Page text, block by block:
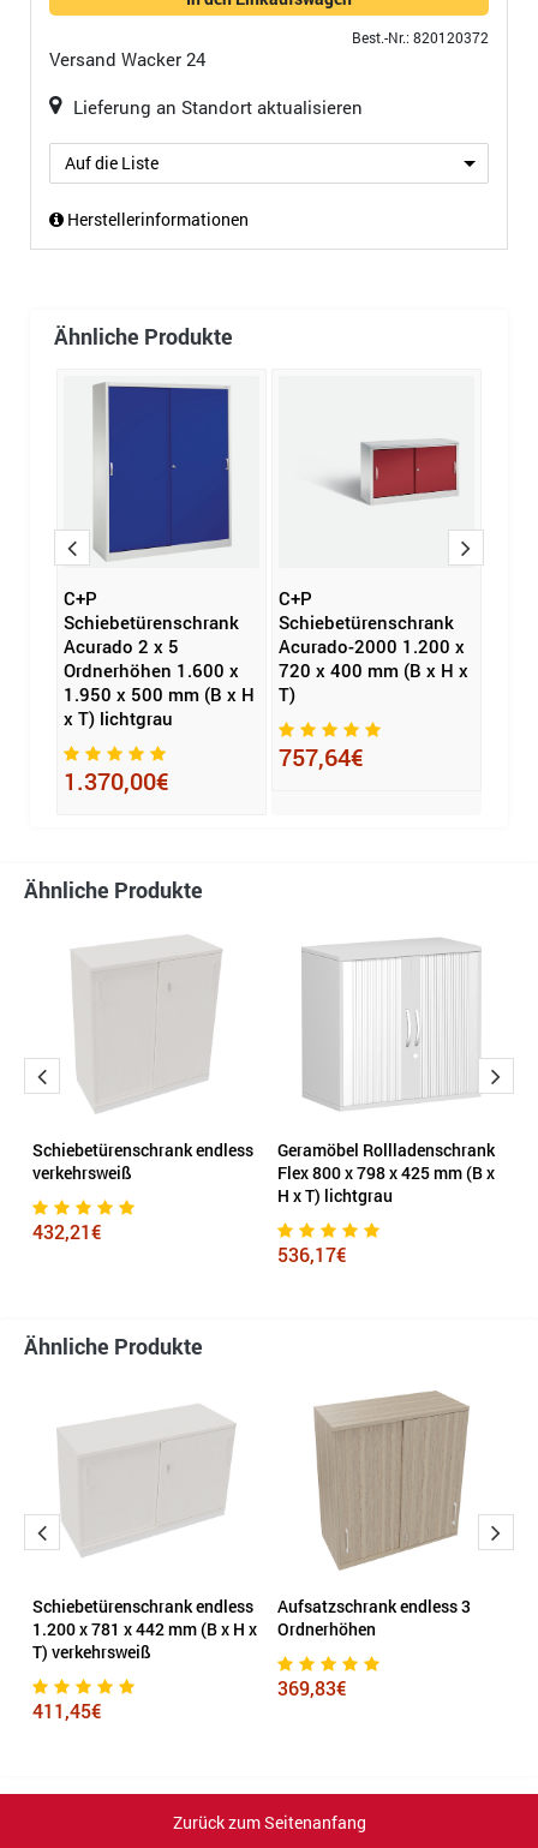
Best.-Nr.: 820120372
Versand Wacker 24
Lieferung an Standort aktualisieren
Auf die Liste
Herstellerinformationen
Ähnliche Produkte
C+P
Schiebetürenschrank
Acurado 2 x 5
Ordnerhöhen 1.600 x
1.950 x 500 mm (B x H
x T) lichtgrau
1.370,00€
C+P
Schiebetürenschrank
Acurado-2000 1.200 x
720 x 400 mm (B x H x
T)
757,64€
Ähnliche Produkte
Schiebetürenschrank endless
verkehrsweiß
432,21€
Geramöbel Rollladenschrank
Flex 800 x 798 x 425 mm (B x
H x T) lichtgrau
536,17€
Ähnliche Produkte
Schiebetürenschrank endless
1.200 x 781 x 442 mm (B x H x
T) verkehrsweiß
411,45€
Aufsatzschrank endless 3
Ordnerhöhen
369,83€
Zurück zum Seitenanfang